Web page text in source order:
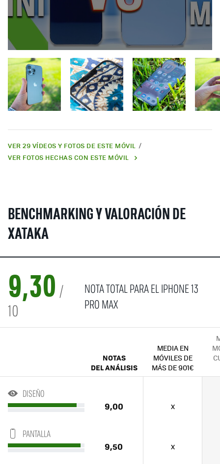
VER 29 VÍDEOS Y FOTOS DE ESTE MÓVIL
VER FOTOS HECHAS CON ESTE MÓVIL
BENCHMARKING Y VALORACIÓN DE
XATAKA
9,30 /
10
NOTA TOTAL PARA EL IPHONE 13
PRO MAX
NOTAS
DEL ANÁLISIS
MEDIA EN
MÓVILES DE
MÁS DE 901€
DISEÑO
9,00 x
PANTALLA
9,50 x